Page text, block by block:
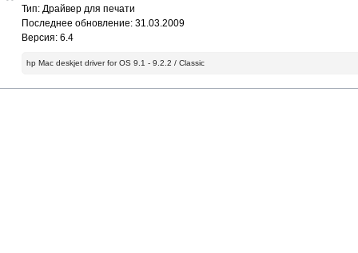
Тип: Драйвер для печати
Последнее обновление: 31.03.2009
Версия: 6.4
hp Mac deskjet driver for OS 9.1 - 9.2.2 / Classic